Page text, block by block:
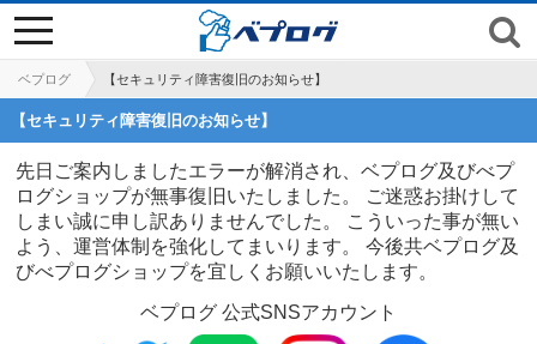
ベプログ 【セキュリティ障害復旧のお知らせ】
toggle
navigation
【セキュリティ障害復旧のお知らせ】
先日ご案内しましたエラーが解消され、ベプログ及びべプ
ログショップが無事復旧いたしました。 ご迷惑お掛けして
しまい誠に申し訳ありませんでした。 こういった事が無い
よう、運営体制を強化してまいります。 今後共ベプログ及
びべプログショップを宜しくお願いいたします。
ベプログ 公式SNSアカウント